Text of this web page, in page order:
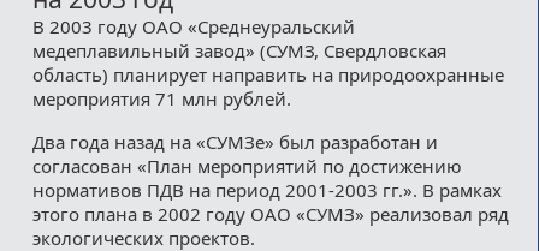
Пользовательское соглашение
Медиакит
В 2003 году ОАО «Среднеуральский
медеплавильный завод» (СУМЗ, Свердловская
область) планирует направить на природоохранные
мероприятия 71 млн рублей.
Два года назад на «СУМЗе» был разработан и
согласован «План мероприятий по достижению
нормативов ПДВ на период 2001-2003 гг.». В рамках
этого плана в 2002 году ОАО «СУМЗ» реализовал ряд
экологических проектов.